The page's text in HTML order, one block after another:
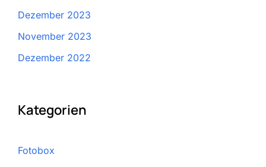
Dezember 2023
November 2023
Dezember 2022
Kategorien
Fotobox